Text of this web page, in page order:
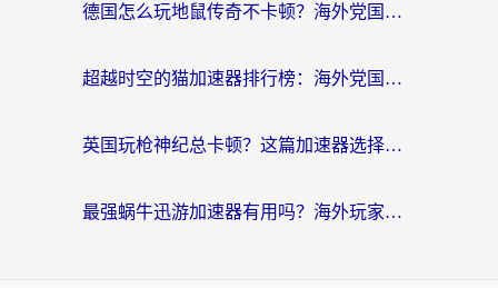
德国怎么玩地鼠传奇不卡顿？海外党国服游戏加速全攻略（含战双EVE实用指南）
超越时空的猫加速器排行榜：海外党国服游戏不卡顿的终极选择指南
英国玩枪神纪总卡顿？这篇加速器选择指南帮你告别延迟（附实测推荐）
最强蜗牛迅游加速器有用吗？海外玩家国服游戏加速避坑指南（附德国玩忍者必须死3流星蝴蝶剑解决办法）